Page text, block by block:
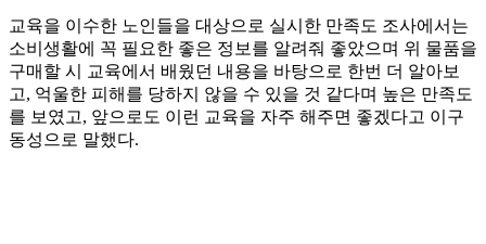
교육을 이수한 노인들을 대상으로 실시한 만족도 조사에서는
소비생활에 꼭 필요한 좋은 정보를 알려줘 좋았으며 위 물품을
구매할 시 교육에서 배웠던 내용을 바탕으로 한번 더 알아보
고, 억울한 피해를 당하지 않을 수 있을 것 같다며 높은 만족도
를 보였고, 앞으로도 이런 교육을 자주 해주면 좋겠다고 이구
동성으로 말했다.